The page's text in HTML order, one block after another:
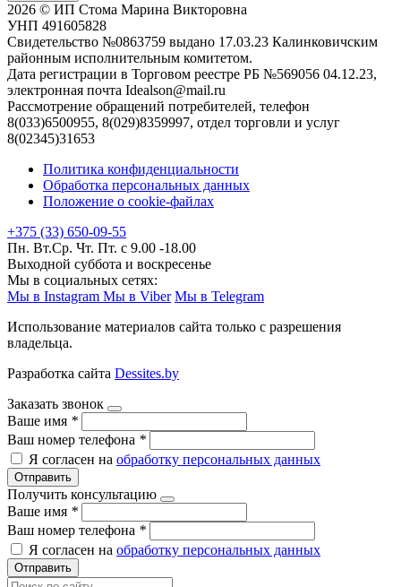
2026 © ИП Стома Марина Викторовна
УНП 491605828
Свидетельство №0863759 выдано 17.03.23 Калинковичским
районным исполнительным комитетом.
Дата регистрации в Торговом реестре РБ №569056 04.12.23,
электронная почта Idealson@mail.ru
Рассмотрение обращений потребителей, телефон
8(033)6500955, 8(029)8359997, отдел торговли и услуг
8(02345)31653
Политика конфиденциальности
Обработка персональных данных
Положение о cookie-файлах
+375 (33) 650-09-55
Пн. Вт.Ср. Чт. Пт. с 9.00 -18.00
Выходной суббота и воскресенье
Мы в социальных сетях:
Мы в Instagram Мы в Viber Мы в Telegram
Использование материалов сайта только с разрешения
владельца.
Разработка сайта Dessites.by
Заказать звонок
Ваше имя *
Ваш номер телефона *
Я согласен на обработку персональных данных
Отправить
Получить консультацию
Ваше имя *
Ваш номер телефона *
Я согласен на обработку персональных данных
Отправить